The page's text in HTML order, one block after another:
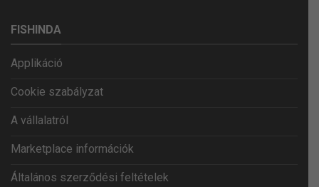
FISHINDA
Applikáció
Cookie szabályzat
A vállalatról
Marketplace információk
Általános szerződési feltételek